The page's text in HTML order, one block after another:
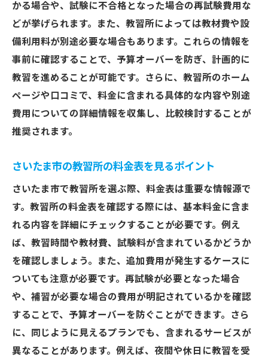
かる場合や、試験に不合格となった場合の再試験費用な
どが挙げられます。また、教習所によっては教材費や設
備利用料が別途必要な場合もあります。これらの情報を
事前に確認することで、予算オーバーを防ぎ、計画的に
教習を進めることが可能です。さらに、教習所のホーム
ページや口コミで、料金に含まれる具体的な内容や別途
費用についての詳細情報を収集し、比較検討することが
推奨されます。
さいたま市の教習所の料金表を見るポイント
さいたま市で教習所を選ぶ際、料金表は重要な情報源で
す。教習所の料金表を確認する際には、基本料金に含ま
れる内容を詳細にチェックすることが必要です。例え
ば、教習時間や教材費、試験料が含まれているかどうか
を確認しましょう。また、追加費用が発生するケースに
ついても注意が必要です。再試験が必要となった場合
や、補習が必要な場合の費用が明記されているかを確認
することで、予算オーバーを防ぐことができます。さら
に、同じように見えるプランでも、含まれるサービスが
異なることがあります。例えば、夜間や休日に教習を受